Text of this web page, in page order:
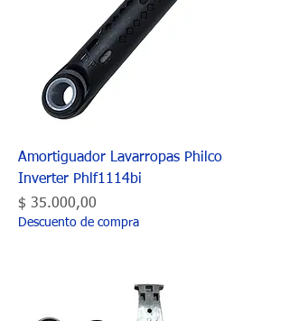
Amortiguador Lavarropas Philco
Inverter Phlf1114bi
Precio
$ 35.000,00
Descuento de compra